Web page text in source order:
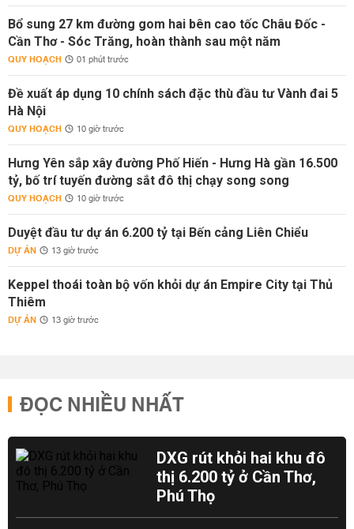
Bổ sung 27 km đường gom hai bên cao tốc Châu Đốc -
Cần Thơ - Sóc Trăng, hoàn thành sau một năm
QUY HOẠCH 01 phút trước
Đề xuất áp dụng 10 chính sách đặc thù đầu tư Vành đai 5
Hà Nội
QUY HOẠCH 10 giờ trước
Hưng Yên sắp xây đường Phố Hiến - Hưng Hà gần 16.500
tỷ, bố trí tuyến đường sắt đô thị chạy song song
QUY HOẠCH 10 giờ trước
Duyệt đầu tư dự án 6.200 tỷ tại Bến cảng Liên Chiểu
DỰ ÁN 13 giờ trước
Keppel thoái toàn bộ vốn khỏi dự án Empire City tại Thủ
Thiêm
DỰ ÁN 13 giờ trước
ĐỌC NHIỀU NHẤT
DXG rút khỏi hai khu đô
thị 6.200 tỷ ở Cần Thơ,
Phú Thọ